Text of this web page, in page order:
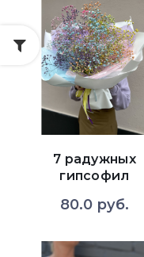
7 радужных
гипсофил
80.0 руб.